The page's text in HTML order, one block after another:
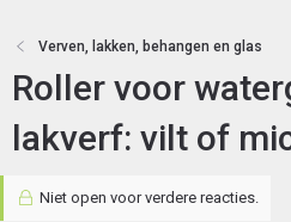
Verven, lakken, behangen en glas
Roller voor
lakverf: vilt of
Niet open voor verdere reacties.